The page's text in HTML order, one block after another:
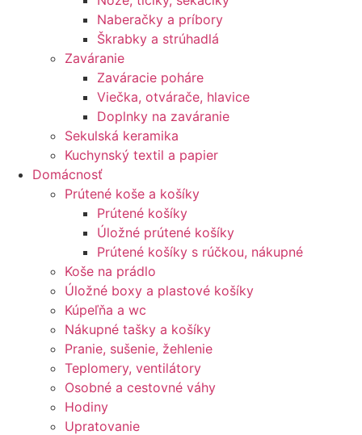
Naberačky a príbory
Škrabky a strúhadlá
Zaváranie
Zaváracie poháre
Viečka, otvárače, hlavice
Doplnky na zaváranie
Sekulská keramika
Kuchynský textil a papier
Domácnosť
Prútené koše a košíky
Prútené košíky
Úložné prútené košíky
Prútené košíky s rúčkou, nákupné
Koše na prádlo
Úložné boxy a plastové košíky
Kúpeľňa a wc
Nákupné tašky a košíky
Pranie, sušenie, žehlenie
Teplomery, ventilátory
Osobné a cestovné váhy
Hodiny
Upratovanie